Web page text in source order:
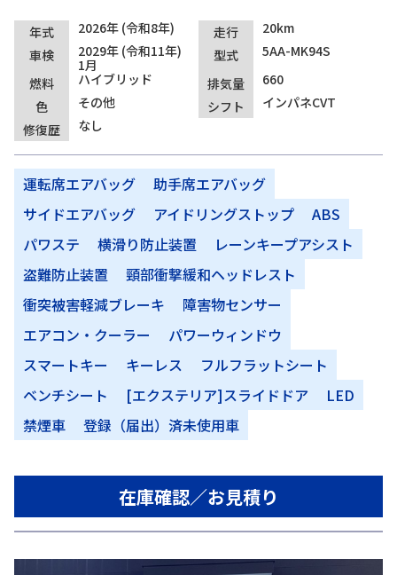
年式 2026年 (令和8年) 走行
20km
車検
2029年 (令和11年)
1月
型式
5AA-MK94S
燃料
ハイブリッド 排気量
660
色
その他 シフト
インパネCVT
修復歴
なし
運転席エアバッグ
助手席エアバッグ
サイドエアバッグ
アイドリングストップ
ABS
パワステ
横滑り防止装置
レーンキープアシスト
盗難防止装置
頸部衝撃緩和ヘッドレスト
衝突被害軽減ブレーキ
障害物センサー
エアコン・クーラー
パワーウィンドウ
スマートキー
キーレス
フルフラットシート
ベンチシート
[エクステリア]スライドドア
LED
禁煙車
登録（届出）済未使用車
在庫確認／お見積り